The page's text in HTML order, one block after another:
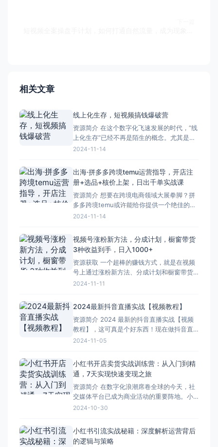
相关文章
线上化生存，短视频搞钱爆破营
资源简介 在这个数字化飞速发展的时代，“线
上化生存”已经不再是陌生的概念。尤其是短
视频平台的崛起，让许多人看到了新的商
视频。从选题策划到拍摄剪辑，每一个步骤
都有专业的指导，确保你的视频能够吸引观
众的眼球。 当
2024-11-14
出海·拼多多跨境temu运营指导，开店注
册+选品+核价上架，日出千单实战课
资源简介 想要在跨境电商领域大展拳脚？拼
多多跨境temu或许能给你提供一个绝佳的机
会。从开店注册到选品、核价上架，每一个
的各项规定，准备好必要的资料才能确保顺
利入驻。接下选品是关键。这本书会教你如
何分析市场需求，挑
2024-11-14
视频号涨粉新方法，分成计划，橱窗带货
3种收益到手，日入1000+
资源获取 一个超棒的赚钱方式，就是在视频
号上通过涨粉新方法、分成计划和橱窗带货
来实现收益。 首先是涨粉新方法，得好好琢
或者观看视频，就能有收益。橱窗带货就更
厉害啦，把自己觉得好的东西放上去，有人
买就能赚钱。 不
2024-11-11
2024最新抖音直播实战【视频教程】
资源简介 2024 最新的抖音直播实战【视频
教程】，这可真是个好东西！现在做抖音直
播的人越来越多，竞争也越来越激烈，有个
比如要怎么选直播主题，怎么布置直播间，
还有设备要怎么搭配。接着呢，会详细讲解
直播过程中的各种技
2024-11-05
小红书开店卖货实战训练营：从入门到精
通，7天实现快速变现之旅
资源简介 在数字化浪潮席卷全球的今天，社
交媒体平台已成为商业活动的重要阵地。小
红书，凭借其强大的用户基础和独特的社交
的技巧，实现快速变现，我们特别推出了“小
红书开店卖货实战训练营”，这是一门从入门
2024-10-30
小红书引流实战秘籍：深度解析运营背后
的逻辑与策略